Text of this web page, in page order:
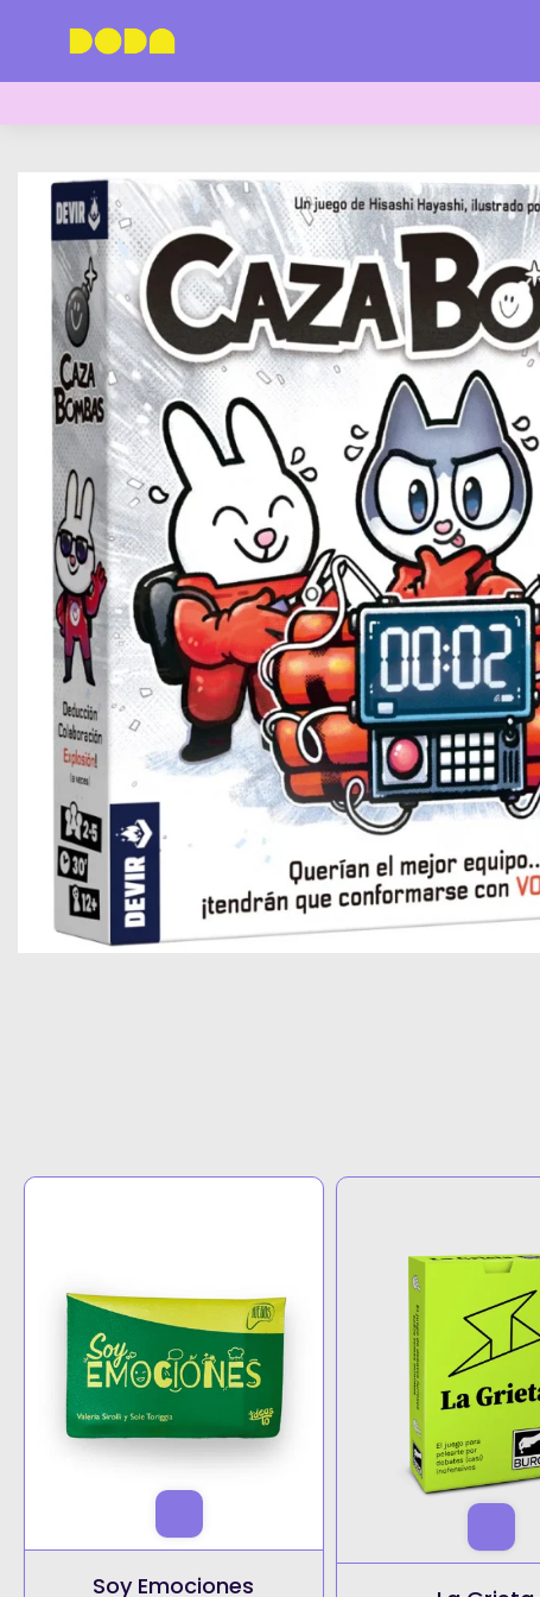
Soy Emociones